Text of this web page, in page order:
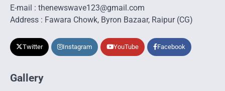
E-mail : thenewswave123@gmail.com
Address : Fawara Chowk, Byron Bazaar, Raipur (CG)
Twitter Instagram YouTube Facebook
Gallery